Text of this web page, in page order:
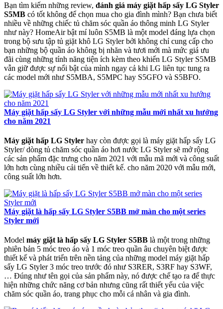
Bạn tìm kiếm những review, đánh giá máy giặt hấp sấy LG Styler
S5MB có tốt không để chọn mua cho gia đình mình? Bạn chưa biết
nhiều về những chiếc tủ chăm sóc quần áo thông minh LG Styler
như này? HomeAir bật mí luôn S5MB là một model đáng lựa chọn
trong bộ sưu tập tủ giặt khô LG Styler bởi không chỉ cung cấp cho
bạn những bộ quần áo không bị nhăn và tươi mới mà mức giá ưu
đãi cùng những tính năng tiện ích kèm theo khiến LG Styler S5MB
vẫn giữ được sự nổi bật của mình ngay cả khi LG liên tục tung ra
các model mới như S5MBA, S5MPC hay S5GFO và S5BFO.
Máy giặt hấp sấy LG Styler với những mẫu mới nhất xu hướng
cho năm 2021
Máy giặt hấp LG Styler hay còn được gọi là máy giặt hấp sấy LG
Styler/ dòng tủ chăm sóc quần áo hơi nước LG Styler sẽ mở rộng
các sản phẩm đặc trưng cho năm 2021 với mẫu mã mới và công suất
lớn hơn cùng nhiều cải tiến về thiết kế. cho năm 2020 với mẫu mới,
công suất lớn hơn.
Máy giặt là hấp sấy LG Styler S5BB mở màn cho một series
Styler mới
Model máy giặt là hấp sấy LG Styler S5BB là một trong những
phiên bản 5 móc treo áo và 1 móc treo quần âu chuyên biệt được
thiết kế và phát triển trên nền tảng của những model máy giặt hấp
sấy LG Styler 3 móc treo trước đó như S3RER, S3RF hay S3WF,
… Đúng như tên gọi của sản phẩm này, nó được chế tạo ra để thực
hiện những chức năng cơ bản nhưng cũng rất thiết yếu của việc
chăm sóc quần áo, trang phục cho mỗi cá nhân và gia đình.